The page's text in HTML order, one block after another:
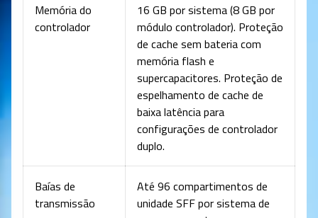
Memória do
controlador
16 GB por sistema (8 GB por
módulo controlador). Proteção
de cache sem bateria com
memória flash e
supercapacitores. Proteção de
espelhamento de cache de
baixa latência para
configurações de controlador
duplo.
Baías de
transmissão
Até 96 compartimentos de
unidade SFF por sistema de